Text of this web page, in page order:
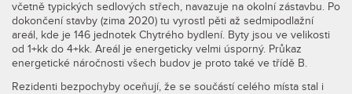
včetně typických sedlových střech, navazuje na okolní zástavbu. Po
dokončení stavby (zima 2020) tu vyrostl pěti až sedmipodlažní
areál, kde je 146 jednotek Chytrého bydlení. Byty jsou ve velikosti
od 1+kk do 4+kk. Areál je energeticky velmi úsporný. Průkaz
energetické náročnosti všech budov je proto také ve třídě B.
Rezidenti bezpochyby oceňují, že se součástí celého místa stal i